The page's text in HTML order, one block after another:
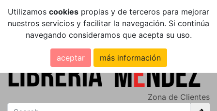
Utilizamos cookies propias y de terceros para mejorar
nuestros servicios y facilitar la navegación. Si continúa
navegando consideramos que acepta su uso.
aceptar más información
Zona de Clientes